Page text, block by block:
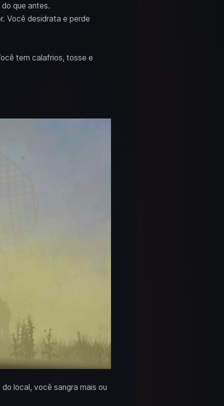
que antes.
Você desidrata e perde
tem calafrios, tosse e
local, você sangra mais ou